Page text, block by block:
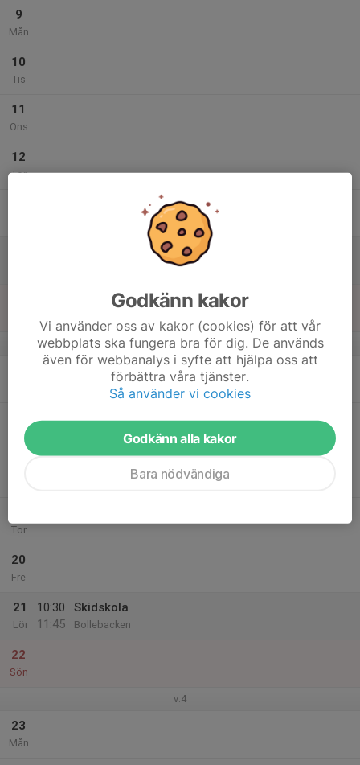
9
Mån
10
Tis
11
Ons
12
Tor
v.3
Tis
Tor
20
Fre
21
Lör
10:30
11:45
Skidskola
Bollebacken
22
Sön
v.4
23
Mån
Godkänn kakor
Vi använder oss av kakor (cookies) för att vår
webbplats ska fungera bra för dig. De används
även för webbanalys i syfte att hjälpa oss att
förbättra våra tjänster.
Så använder vi cookies
Godkänn alla kakor
Bara nödvändiga